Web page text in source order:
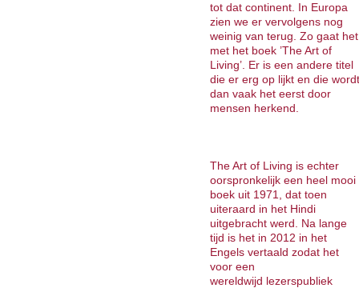
tot dat continent. In Europa
zien we er vervolgens nog
weinig van terug. Zo gaat het
met het boek ’The Art of
Living’. Er is een andere titel
die er erg op lijkt en die wordt
dan vaak het eerst door
mensen herkend.
The Art of Living is echter
oorspronkelijk een heel mooi
boek uit 1971, dat toen
uiteraard in het Hindi
uitgebracht werd. Na lange
tijd is het in 2012 in het
Engels vertaald zodat het
voor een
wereldwijd lezerspubliek